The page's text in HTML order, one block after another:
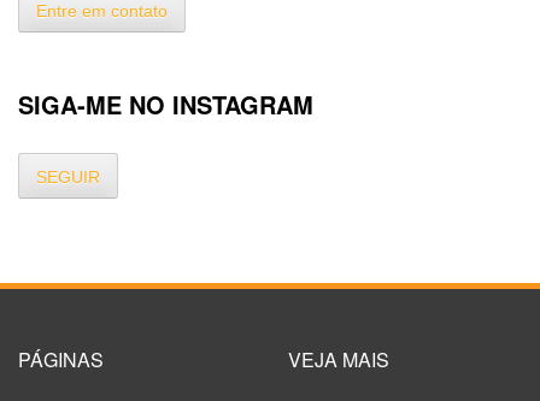
Entre em contato
SIGA-ME NO INSTAGRAM
SEGUIR
PÁGINAS VEJA MAIS